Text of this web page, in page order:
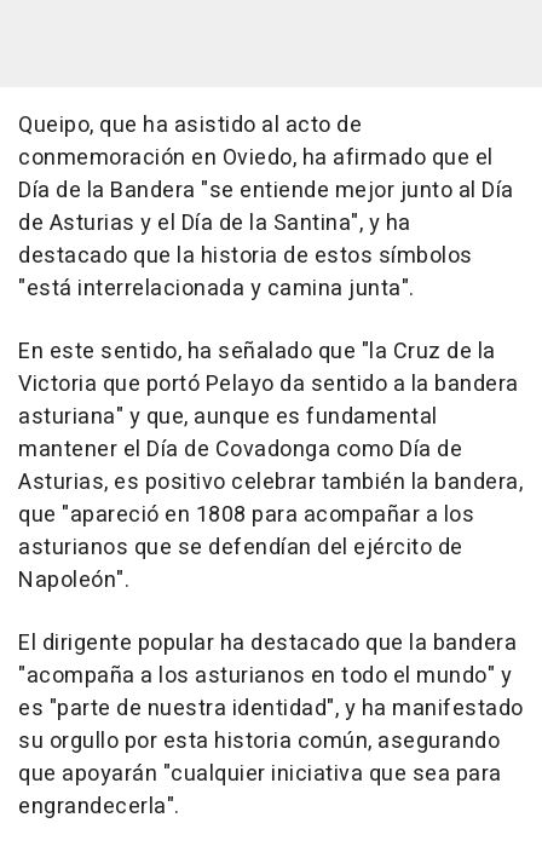
Queipo, que ha asistido al acto de
conmemoración en Oviedo, ha afirmado que el
Día de la Bandera "se entiende mejor junto al Día
de Asturias y el Día de la Santina", y ha
destacado que la historia de estos símbolos
"está interrelacionada y camina junta".
En este sentido, ha señalado que "la Cruz de la
Victoria que portó Pelayo da sentido a la bandera
asturiana" y que, aunque es fundamental
mantener el Día de Covadonga como Día de
Asturias, es positivo celebrar también la bandera,
que "apareció en 1808 para acompañar a los
asturianos que se defendían del ejército de
Napoleón".
El dirigente popular ha destacado que la bandera
"acompaña a los asturianos en todo el mundo" y
es "parte de nuestra identidad", y ha manifestado
su orgullo por esta historia común, asegurando
que apoyarán "cualquier iniciativa que sea para
engrandecerla".